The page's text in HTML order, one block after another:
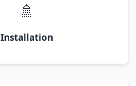
🚿
Installation